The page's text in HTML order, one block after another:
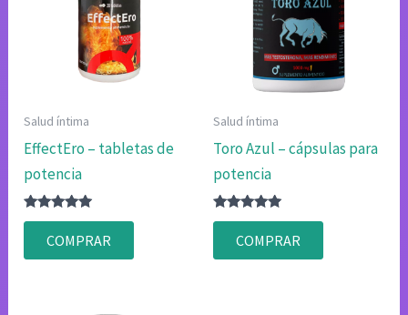
Salud íntima
EffectEro – tabletas de
potencia
Valorado
4.80
de 5
COMPRAR
Salud íntima
Toro Azul – cápsulas para
potencia
Valorado
4.80
de 5
COMPRAR